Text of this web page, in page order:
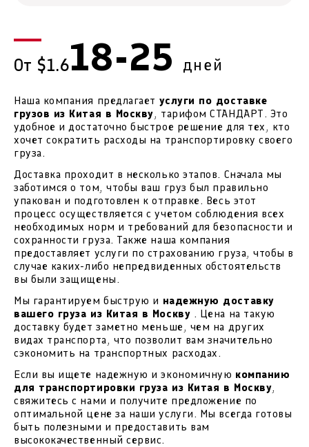
От $1.618-25 дней
Наша компания предлагает услуги по доставке
грузов из Китая в Москву, тарифом СТАНДАРТ. Это
удобное и достаточно быстрое решение для тех, кто
хочет сократить расходы на транспортировку своего
груза.
Доставка проходит в несколько этапов. Сначала мы
заботимся о том, чтобы ваш груз был правильно
упакован и подготовлен к отправке. Весь этот
процесс осуществляется с учетом соблюдения всех
необходимых норм и требований для безопасности и
сохранности груза. Также наша компания
предоставляет услуги по страхованию груза, чтобы в
случае каких-либо непредвиденных обстоятельств
вы были защищены.
Мы гарантируем быструю и надежную доставку
вашего груза из Китая в Москву . Цена на такую
доставку будет заметно меньше, чем на других
видах транспорта, что позволит вам значительно
сэкономить на транспортных расходах.
Если вы ищете надежную и экономичную компанию
для транспортировки груза из Китая в Москву,
свяжитесь с нами и получите предложение по
оптимальной цене за наши услуги. Мы всегда готовы
быть полезными и предоставить вам
высококачественный сервис.